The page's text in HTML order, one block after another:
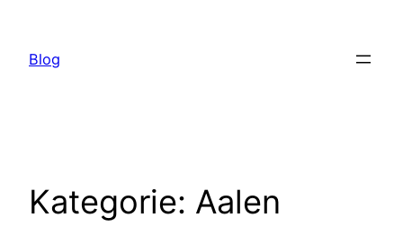
springen
Blog
Kategorie: Aalen